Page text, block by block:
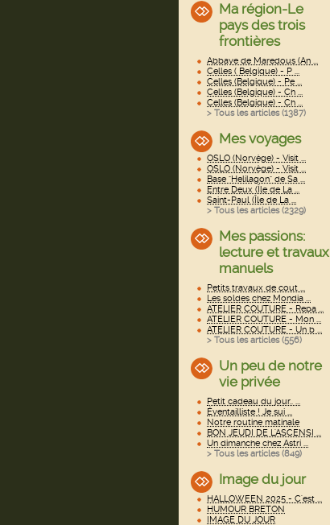
Ma région-Le
pays des trois
frontières
Abbaye de Maredous (An ...
Celles ( Belgique) - P ...
Celles (Belgique) - Pe ...
Celles (Belgique) - Ch ...
Celles (Belgique) - Ch ...
> Tous les articles (1387)
Mes voyages
OSLO (Norvège) - Visit ...
OSLO (Norvège) - Visit ...
Base "Helilagon" de Sa ...
Entre Deux (Île de La ...
Saint-Paul (Île de La ...
> Tous les articles (2329)
Mes passions:
lecture et travaux
manuels
Petits travaux de cout ...
Les soldes chez Mondia ...
ATELIER COUTURE - Repa ...
ATELIER COUTURE - Mon ...
ATELIER COUTURE - Un b ...
> Tous les articles (556)
Un peu de notre
vie privée
Petit cadeau du jour.. ...
Éventailliste ! Je sui ...
Notre routine matinale
BON JEUDI DE L'ASCENSI ...
Un dimanche chez Astri ...
> Tous les articles (849)
Image du jour
HALLOWEEN 2025 - C'est ...
HUMOUR BRETON
IMAGE DU JOUR